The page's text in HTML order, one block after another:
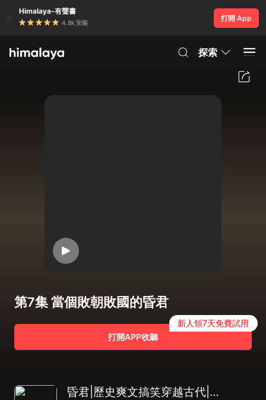
Himalaya-有聲書
4.8k 安裝
打開 App
探索
第7集 當個敗朝敗國的昏君
打開APP收聽
新人領7天免費試用
昏君|歷史爽文搞笑穿越古代|謀權|精品AI多播